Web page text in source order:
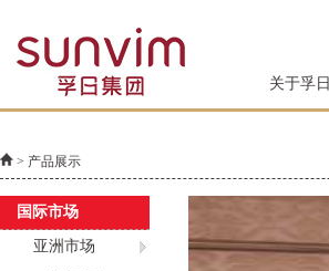
关于孚日
> 产品展示
国际市场
亚洲市场